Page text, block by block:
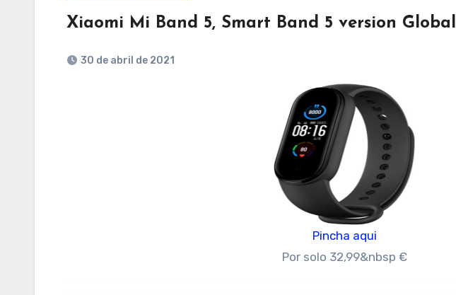
Xiaomi Mi Band 5, Smart Band 5 version Global
30 de abril de 2021
Pincha aqui
Por solo 32,99&nbsp €